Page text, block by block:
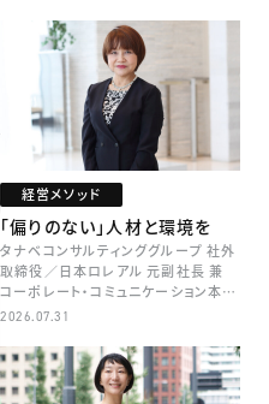
経営メソッド
「偏りのない」人材と環境を
タナベコンサルティンググループ 社外
取締役／日本ロレアル 元副社長 兼
コーポレート・コミュニケーション本部
本部長／キャリアコンサルタント 井村
2026.07.31